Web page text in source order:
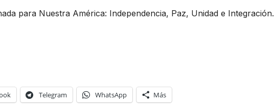
para Nuestra América: Independencia, Paz, Unidad e Integración.
Telegram WhatsApp Más